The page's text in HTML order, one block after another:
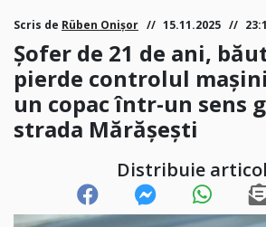
Scris de Rüben Onișor 15.11.2025
Șofer de 21 de ani,
pierde controlul
un copac într-un sens
strada Mărășești
Distribuie